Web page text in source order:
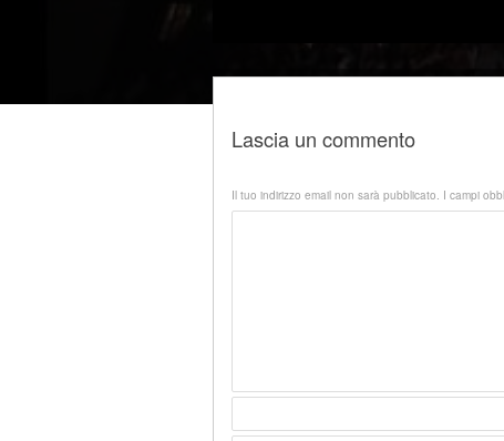
Lascia un commento
Il tuo indirizzo email non sarà pubblicato. I campi